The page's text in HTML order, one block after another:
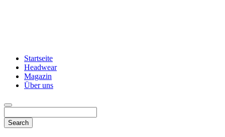
Startseite
Headwear
Magazin
Über uns